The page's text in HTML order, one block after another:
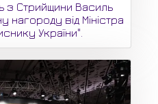
з Стрийщини Василь
нагороду від Міністра
України".